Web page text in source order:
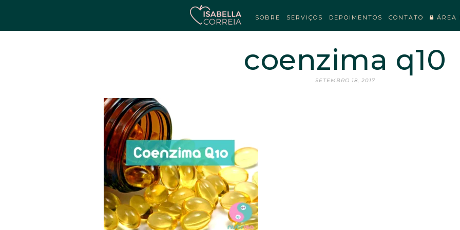
SOBRE SERVIÇOS DEPOIMENTOS CONTATO ÁREA
coenzima q10
SETEMBRO 18, 2017